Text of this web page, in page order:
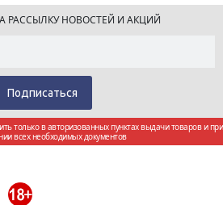
РАССЫЛКУ НОВОСТЕЙ И АКЦИЙ
только в авторизованных пунктах выдачи товаров и при
всех необходимых документов